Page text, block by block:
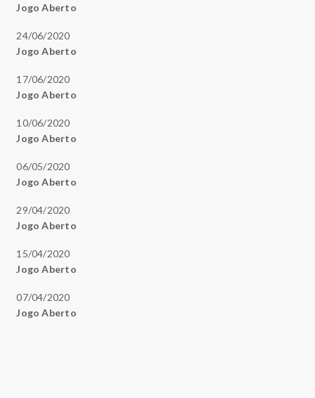
Jogo Aberto
24/06/2020
Jogo Aberto
17/06/2020
Jogo Aberto
10/06/2020
Jogo Aberto
06/05/2020
Jogo Aberto
29/04/2020
Jogo Aberto
15/04/2020
Jogo Aberto
07/04/2020
Jogo Aberto